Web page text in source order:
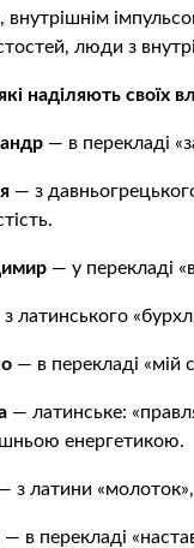
внутрішнім
люди з
які наділяють своїх
— в перекладі
— з
— у перекладі
латинського
— в перекладі «мій
— латинське:
енергетикою.
з латини
— в перекладі